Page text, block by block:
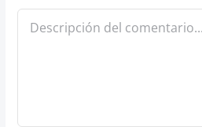
Comentario